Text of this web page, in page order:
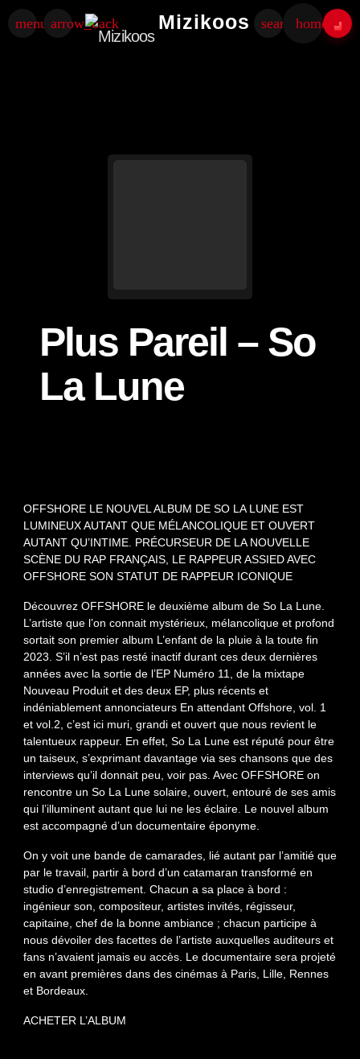
menu arrow_back Mizikoos searchhome
Plus Pareil – So
La Lune
OFFSHORE LE NOUVEL ALBUM DE SO LA LUNE EST
LUMINEUX AUTANT QUE MÉLANCOLIQUE ET OUVERT
AUTANT QU’INTIME. PRÉCURSEUR DE LA NOUVELLE
SCÈNE DU RAP FRANÇAIS, LE RAPPEUR ASSIED AVEC
OFFSHORE SON STATUT DE RAPPEUR ICONIQUE
Découvrez OFFSHORE le deuxième album de So La Lune.
L’artiste que l’on connait mystérieux, mélancolique et profond
sortait son premier album L’enfant de la pluie à la toute fin
2023. S’il n’est pas resté inactif durant ces deux dernières
années avec la sortie de l’EP Numéro 11, de la mixtape
Nouveau Produit et des deux EP, plus récents et
indéniablement annonciateurs En attendant Offshore, vol. 1
et vol.2, c’est ici muri, grandi et ouvert que nous revient le
talentueux rappeur. En effet, So La Lune est réputé pour être
un taiseux, s’exprimant davantage via ses chansons que des
interviews qu’il donnait peu, voir pas. Avec OFFSHORE on
rencontre un So La Lune solaire, ouvert, entouré de ses amis
qui l’illuminent autant que lui ne les éclaire. Le nouvel album
est accompagné d’un documentaire éponyme.
On y voit une bande de camarades, lié autant par l’amitié que
par le travail, partir à bord d’un catamaran transformé en
studio d’enregistrement. Chacun a sa place à bord :
ingénieur son, compositeur, artistes invités, régisseur,
capitaine, chef de la bonne ambiance ; chacun participe à
nous dévoiler des facettes de l’artiste auxquelles auditeurs et
fans n’avaient jamais eu accès. Le documentaire sera projeté
en avant premières dans des cinémas à Paris, Lille, Rennes
et Bordeaux.
ACHETER L’ALBUM